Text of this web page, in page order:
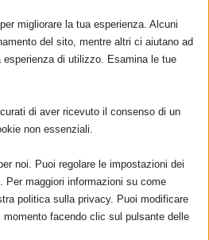
migliorare la tua esperienza. Alcuni
del sito, mentre altri ci aiutano ad
di utilizzo. Esamina le tue
di aver ricevuto il consenso di un
non essenziali.
noi. Puoi regolare le impostazioni dei
Per maggiori informazioni su come
politica sulla privacy. Puoi modificare
momento facendo clic sul pulsante delle